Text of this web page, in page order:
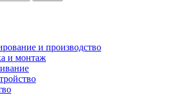
и производство
и монтаж